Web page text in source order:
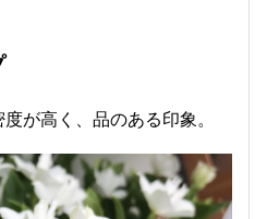
が高く、品のある印象。